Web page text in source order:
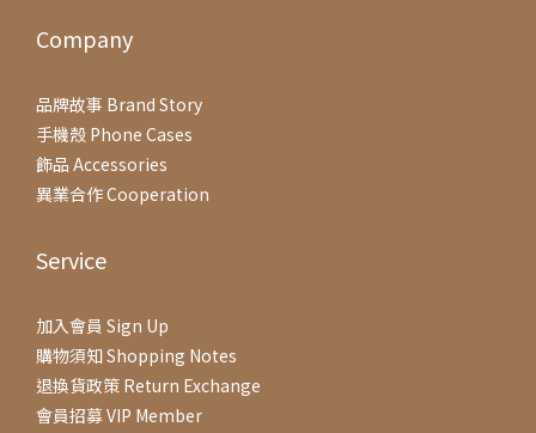
Company
品牌故事 Brand Story
手機殼 Phone Cases
飾品 Accessories
異業合作 Cooperation
Service
加入會員 Sign Up
購物須知 Shopping Notes
退換貨政策 Return Exchange
會員招募 VIP Member